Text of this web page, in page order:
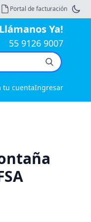
Portal de facturación
Llámanos Ya!
55 9126 9007
tu cuentaIngresar